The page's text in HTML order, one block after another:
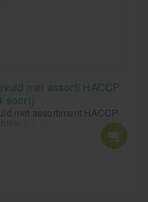
met assorti HACCP
soort)
met assortiment HACCP
blauwe pleisters à 90
soorten. Handige
Horeca met wandbeugel.